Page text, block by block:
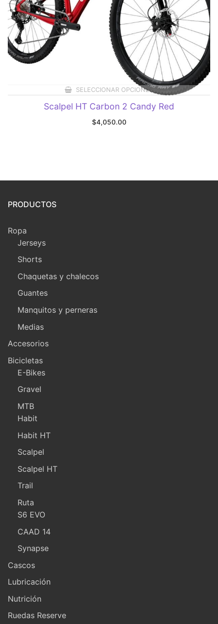
SELECCIONAR OPCIONES
Scalpel HT Carbon 2 Candy Red
$4,050.00
PRODUCTOS
Ropa
Jerseys
Shorts
Chaquetas y chalecos
Guantes
Manquitos y perneras
Medias
Accesorios
Bicicletas
E-Bikes
Gravel
MTB
Habit
Habit HT
Scalpel
Scalpel HT
Trail
Ruta
S6 EVO
CAAD 14
Synapse
Cascos
Lubricación
Nutrición
Ruedas Reserve